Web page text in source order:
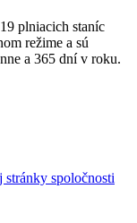
plniacich staníc
režime a sú
a 365 dní v roku.
spoločnosti